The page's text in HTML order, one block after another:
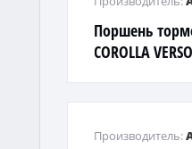
Поршень
COROLLA
Производитель: